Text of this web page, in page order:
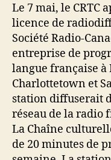
Le 7 mai, le CRTC
licence de
Société Radio-
entreprise de
langue française à
Charlottetown et
station diffuserait
réseau de la radio
La Chaîne
de 20 minutes de